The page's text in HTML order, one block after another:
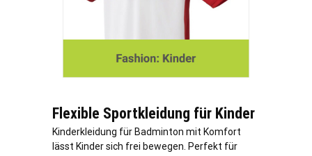
Flexible Sportkleidung für Kinder
Kinderkleidung für Badminton mit Komfort
lässt Kinder sich frei bewegen. Perfekt für